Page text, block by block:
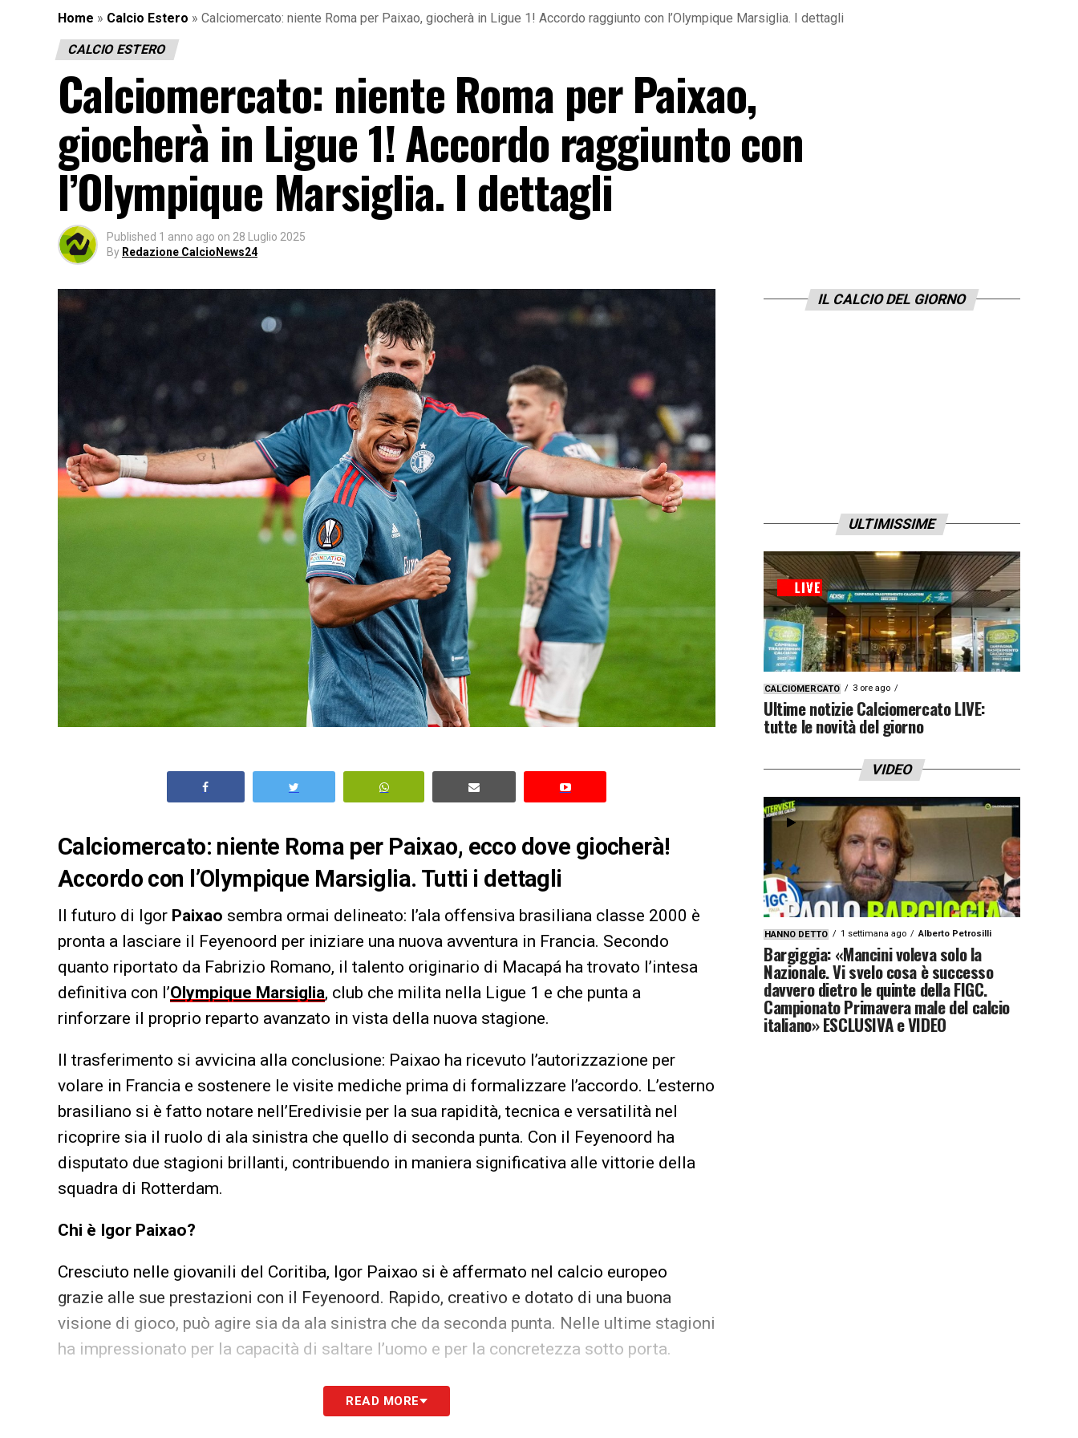
Home » Calcio Estero » Calciomercato: niente Roma per Paixao, giocherà in Ligue 1! Accordo raggiunto con l’Olympique Marsiglia. I dettagli
CALCIO ESTERO
Calciomercato: niente Roma per Paixao,
giocherà in Ligue 1! Accordo raggiunto con
l’Olympique Marsiglia. I dettagli
Published 1 anno ago on 28 Luglio 2025
By Redazione CalcioNews24
Calciomercato: niente Roma per Paixao, ecco dove giocherà!
Accordo con l’Olympique Marsiglia. Tutti i dettagli
Il futuro di Igor Paixao sembra ormai delineato: l’ala offensiva brasiliana classe 2000 è
pronta a lasciare il Feyenoord per iniziare una nuova avventura in Francia. Secondo
quanto riportato da Fabrizio Romano, il talento originario di Macapá ha trovato l’intesa
definitiva con l’Olympique Marsiglia, club che milita nella Ligue 1 e che punta a
rinforzare il proprio reparto avanzato in vista della nuova stagione.
Il trasferimento si avvicina alla conclusione: Paixao ha ricevuto l’autorizzazione per
volare in Francia e sostenere le visite mediche prima di formalizzare l’accordo. L’esterno
brasiliano si è fatto notare nell’Eredivisie per la sua rapidità, tecnica e versatilità nel
ricoprire sia il ruolo di ala sinistra che quello di seconda punta. Con il Feyenoord ha
disputato due stagioni brillanti, contribuendo in maniera significativa alle vittorie della
squadra di Rotterdam.
Chi è Igor Paixao?
Cresciuto nelle giovanili del Coritiba, Igor Paixao si è affermato nel calcio europeo
grazie alle sue prestazioni con il Feyenoord. Rapido, creativo e dotato di una buona
visione di gioco, può agire sia da ala sinistra che da seconda punta. Nelle ultime stagioni
ha impressionato per la capacità di saltare l’uomo e per la concretezza sotto porta.
Pressing italiano: da Massara a De Zerbi
READ MORE
IL CALCIO DEL GIORNO
ULTIMISSIME
CALCIOMERCATO 3 ore ago
Ultime notizie Calciomercato LIVE:
tutte le novità del giorno
VIDEO
HANNO DETTO 1 settimana ago Alberto Petrosilli
Bargiggia: «Mancini voleva solo la
Nazionale. Vi svelo cosa è successo
davvero dietro le quinte della FIGC.
Campionato Primavera male del calcio
italiano» ESCLUSIVA e VIDEO